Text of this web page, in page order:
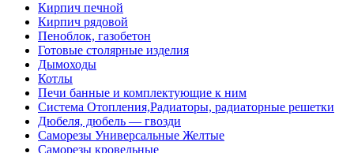
Кирпич печной
Кирпич рядовой
Пеноблок, газобетон
Готовые столярные изделия
Дымоходы
Котлы
Печи банные и комплектующие к ним
Система Отопления,Радиаторы, радиаторные решетки
Дюбеля, дюбель — гвозди
Саморезы Универсальные Желтые
Саморезы кровельные